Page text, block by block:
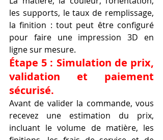
les supports, le taux de remplissage,
la finition : tout peut être configuré
pour faire une impression 3D en
ligne sur mesure.
Étape 5 : Simulation de prix,
validation et paiement
sécurisé.
Avant de valider la commande, vous
recevez une estimation du prix,
incluant le volume de matière, les